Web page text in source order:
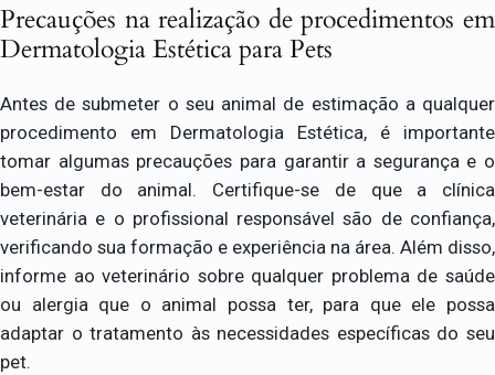
Precauções na realização de procedimentos em
Dermatologia Estética para Pets
Antes de submeter o seu animal de estimação a qualquer
procedimento em Dermatologia Estética, é importante
tomar algumas precauções para garantir a segurança e o
bem-estar do animal. Certifique-se de que a clínica
veterinária e o profissional responsável são de confiança,
verificando sua formação e experiência na área. Além disso,
informe ao veterinário sobre qualquer problema de saúde
ou alergia que o animal possa ter, para que ele possa
adaptar o tratamento às necessidades específicas do seu
pet.